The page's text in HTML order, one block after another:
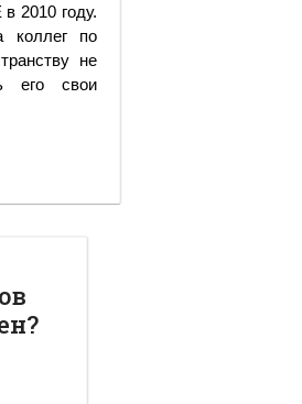
2010 году.
коллег по
не
его свои